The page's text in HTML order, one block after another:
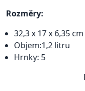
Rozměry:
32,3 x 17 x 6,35 cm
Objem:1,2 litru
Hrnky: 5